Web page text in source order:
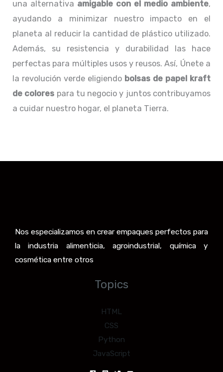
una alternativa amigable con el medio ambiente,
ayudando a minimizar nuestro impacto en el
planeta al reducir la cantidad de plástico utilizado.
Además, su resistencia y durabilidad las hace
perfectas para múltiples usos y reusos. Así, Únete a
la revolución verde eligiendo bolsas de papel kraft
de colores para tu negocio y juntos contribuyamos
a cuidar nuestro hogar, el planeta Tierra.
Nos especializamos en crear empaques perfectos para
la industria alimenticia, agroindustrial, química y
cosmética entre otros
Topics
HTML
CSS
Python
JavaScript